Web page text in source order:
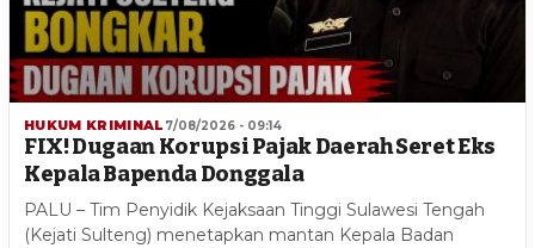
HUKUM KRIMINAL 7/08/2026 - 09:14
FIX! Dugaan Korupsi Pajak Daerah Seret Eks
Kepala Bapenda Donggala
PALU – Tim Penyidik Kejaksaan Tinggi Sulawesi Tengah
(Kejati Sulteng) menetapkan mantan Kepala Badan